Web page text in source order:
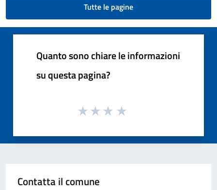
Tutte le pagine
Quanto sono chiare le informazioni
su questa pagina?
Contatta il comune